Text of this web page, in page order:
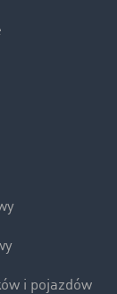
i pojazdów